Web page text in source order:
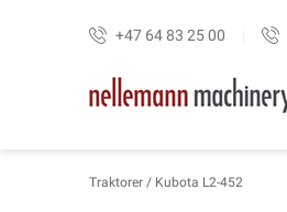
+47 64 83 25 00
Traktorer/ Kubota L2-452